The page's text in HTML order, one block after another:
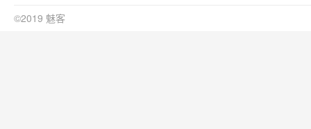
©2019 魅客